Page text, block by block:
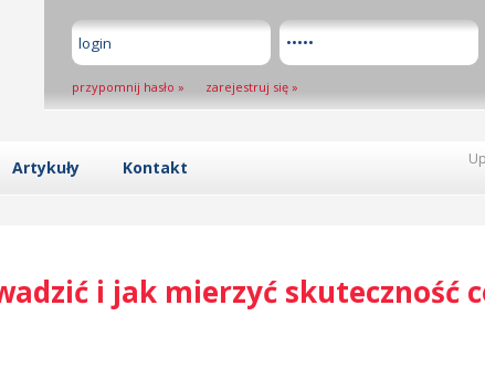
przypomnij hasło » zarejestruj się »
Artykuły Kontakt
i jak mierzyć skuteczność